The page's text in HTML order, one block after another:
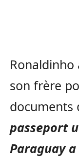
Ronaldinho
son frère
documents
passeport
Paraguay